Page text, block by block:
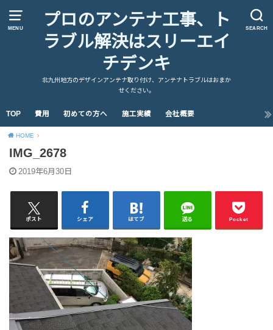
MENU SEARCH
プロのアンテナ工事、ト
ラブル解決はスリーエイ
チデンキ
北九州地方のデザインアンテナ取り付け、アンテナトラブルはおまか
せください。
TOP 費用 初めての方へ 施工実績 会社概要
HOME
IMG_2678
2019年6月30日
ポスト シェア はてブ 送る Pocket